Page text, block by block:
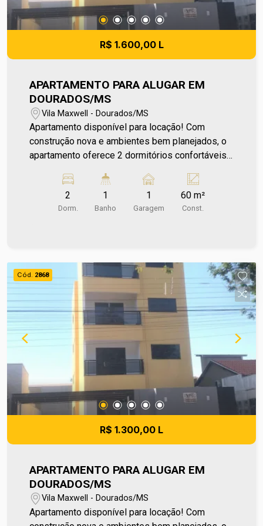
pode apresentar pequenas variações.
R$ 1.600,00 L
APARTAMENTO PARA ALUGAR EM
DOURADOS/MS
Vila Maxwell - Dourados/MS
Apartamento disponível para locação! Com
construção nova e ambientes bem planejados, o
apartamento oferece 2 dormitórios confortáveis,
uma sacada que traz mais ventilação e
luminosidade para o espaço. Conta ainda com
garagem para 1 carro, garantindo segurança no
onde você encontra diversas opções de
compras, lazer e serviços. Um apartamento para
quem busca comodidade e fácil acesso aos
principais pontos da cidade. Entre em contato e
agende sua visita no número (67) 2108-2121. Os
valores de IPTU e Condomínio poderão sofrer
reajustes de valores sem aviso prévio, pois são
de responsabilidade da administradora do
condomínio e prefeitura municipal. A metragem
informada é aproximada e pode apresentar
pequenas variações.
2
Dorm.
1
Banho
1
Garagem
60 m²
Const.
Cód. 2868
R$ 1.300,00 L
APARTAMENTO PARA ALUGAR EM
DOURADOS/MS
Vila Maxwell - Dourados/MS
Apartamento disponível para locação! Com